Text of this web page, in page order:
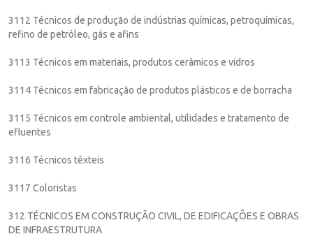
3112 Técnicos de produção de indústrias químicas, petroquímicas,
refino de petróleo, gás e afins
3113 Técnicos em materiais, produtos cerâmicos e vidros
3114 Técnicos em fabricação de produtos plásticos e de borracha
3115 Técnicos em controle ambiental, utilidades e tratamento de
efluentes
3116 Técnicos têxteis
3117 Coloristas
312 TÉCNICOS EM CONSTRUÇÃO CIVIL, DE EDIFICAÇÕES E OBRAS
DE INFRAESTRUTURA